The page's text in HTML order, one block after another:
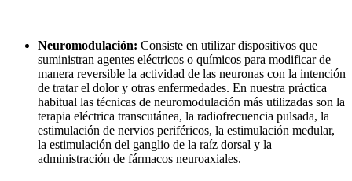
Neuromodulación: Consiste en utilizar dispositivos que
suministran agentes eléctricos o químicos para modificar de
manera reversible la actividad de las neuronas con la intención
de tratar el dolor y otras enfermedades. En nuestra práctica
habitual las técnicas de neuromodulación más utilizadas son la
terapia eléctrica transcutánea, la radiofrecuencia pulsada, la
estimulación de nervios periféricos, la estimulación medular,
la estimulación del ganglio de la raíz dorsal y la
administración de fármacos neuroaxiales.